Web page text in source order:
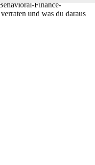
Finance-
und was du daraus